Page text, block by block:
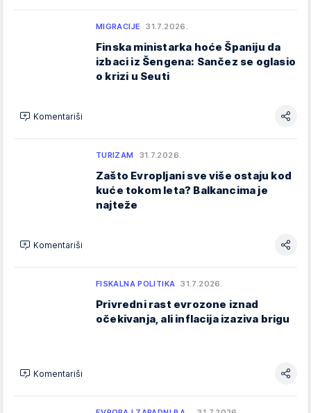
MIGRACIJE 31.7.2026.
Finska ministarka hoće Španiju da
izbaci iz Šengena: Sančez se oglasio
o krizi u Seuti
Komentariši
TURIZAM 31.7.2026.
Zašto Evropljani sve više ostaju kod
kuće tokom leta? Balkancima je
najteže
Komentariši
FISKALNA POLITIKA 31.7.2026.
Privredni rast evrozone iznad
očekivanja, ali inflacija izaziva brigu
Komentariši